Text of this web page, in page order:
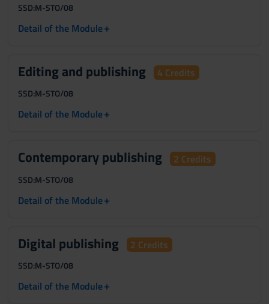
SSD:M-STO/08
Detail of the Module+
Editing and publishing 4 Credits
SSD:M-STO/08
Detail of the Module+
Contemporary publishing 2 Credits
SSD:M-STO/08
Detail of the Module+
Digital publishing 2 Credits
SSD:M-STO/08
Detail of the Module+